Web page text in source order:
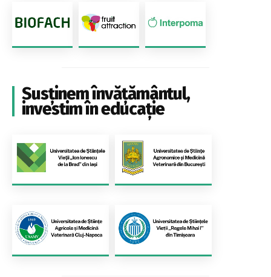
Susținem învățământul,
investim în educație